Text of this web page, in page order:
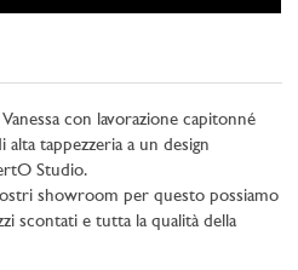
con lavorazione capitonné
tappezzeria a un design
Studio.
showroom per questo possiamo
scontati e tutta la qualità della